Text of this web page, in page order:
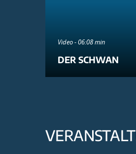
Video - 06:08 min
DER SCHWAN